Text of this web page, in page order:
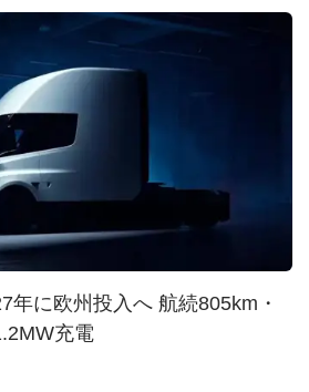
年に欧州投入へ 航続805km・
充電